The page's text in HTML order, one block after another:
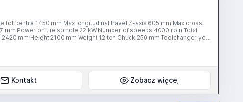
centre 1450 mm Max longitudinal travel Z-axis 605 mm Max cross
Power on the spindle 22 kW Number of speeds 4000 rpm Total
mm Height 2100 mm Weight 12 ton Chuck 250 mm Toolchanger yes
Kontakt Zobacz więcej